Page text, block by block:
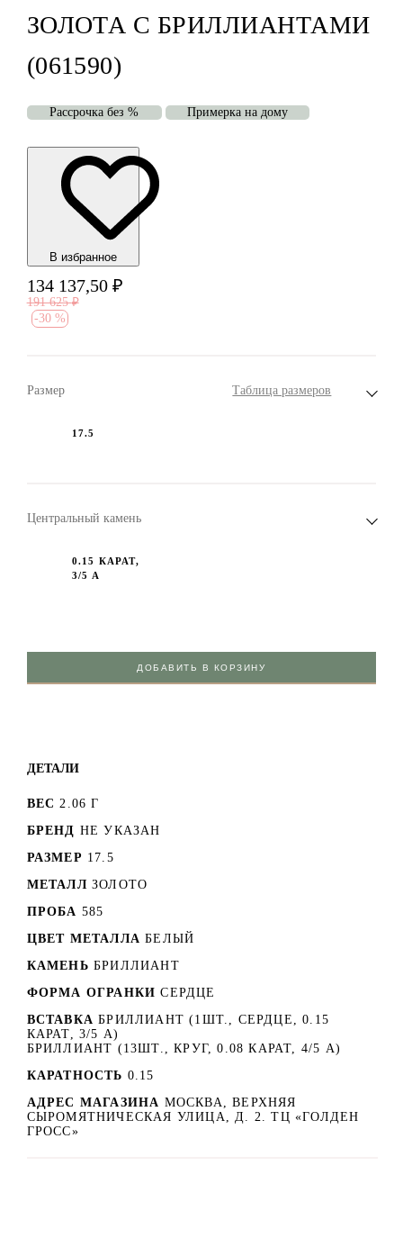
ЗОЛОТА С БРИЛЛИАНТАМИ
(061590)
Рассрочка без % Примерка на дому
В избранноe
134 137,50 ₽
191 625 ₽
-30 %
Размер Таблица размеров
17.5
Центральный камень
0.15 КАРАТ,
3/5 А
ДОБАВИТЬ В КОРЗИНУ
ДЕТАЛИ
ВЕС 2.06 Г
БРЕНД НЕ УКАЗАН
РАЗМЕР 17.5
МЕТАЛЛ ЗОЛОТО
ПРОБА 585
ЦВЕТ МЕТАЛЛА БЕЛЫЙ
КАМЕНЬ БРИЛЛИАНТ
ФОРМА ОГРАНКИ СЕРДЦЕ
ВСТАВКА БРИЛЛИАНТ (1ШТ., СЕРДЦЕ, 0.15
КАРАТ, 3/5 А)
БРИЛЛИАНТ (13ШТ., КРУГ, 0.08 КАРАТ, 4/5 А)
КАРАТНОСТЬ 0.15
АДРЕС МАГАЗИНА МОСКВА, ВЕРХНЯЯ
СЫРОМЯТНИЧЕСКАЯ УЛИЦА, Д. 2. ТЦ «ГОЛДЕН
ГРОСС»